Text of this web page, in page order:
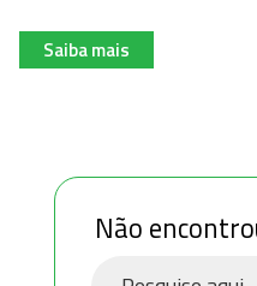
Saiba mais
Não